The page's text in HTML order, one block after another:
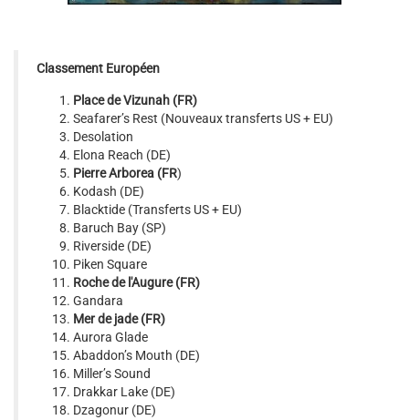
Classement Européen
Place de Vizunah (FR)
Seafarer’s Rest (Nouveaux transferts US + EU)
Desolation
Elona Reach (DE)
Pierre Arborea (FR)
Kodash (DE)
Blacktide (Transferts US + EU)
Baruch Bay (SP)
Riverside (DE)
Piken Square
Roche de l'Augure (FR)
Gandara
Mer de jade (FR)
Aurora Glade
Abaddon’s Mouth (DE)
Miller’s Sound
Drakkar Lake (DE)
Dzagonur (DE)